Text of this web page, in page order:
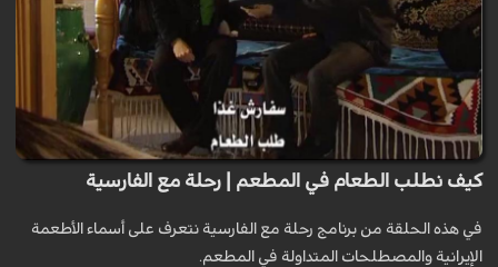
كيف نطلب الطعام في المطعم | رحلة مع الفارسية
في هذه الحلقة من برنامج رحلة مع الفارسية نتعرف على أسماء الأطعمة
الإيرانية والمصطلحات المتداولة في المطعم.